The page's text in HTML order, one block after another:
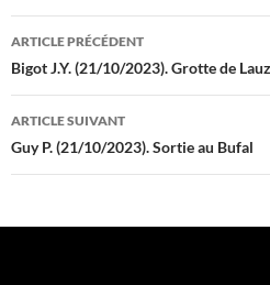
Navigation
des
articles
ARTICLE PRÉCÉDENT
Bigot J.Y. (21/10/2023). Grotte de
ARTICLE SUIVANT
Guy P. (21/10/2023). Sortie au Bufal